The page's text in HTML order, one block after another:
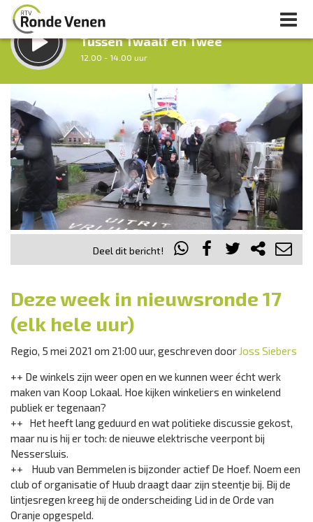
LUISTER LIVE:
Tussen Twaalf en Twee
12.00 - 14.00 uur
Middag Venen
14.00 - 18.00 uur
Vorig uur
uur 1 van 0 Volgend uur
Inklappen
Deel dit bericht!
Deze week in nieuwsronde 17
(elk hele uur)
Regio, 5 mei 2021 om 21:00 uur, geschreven door Joss Siebers
++ De winkels zijn weer open en we kunnen weer écht werk
maken van Koop Lokaal. Hoe kijken winkeliers en winkelend
publiek er tegenaan?
++ Het heeft lang geduurd en wat politieke discussie gekost,
maar nu is hij er toch: de nieuwe elektrische veerpont bij
Nessersluis.
++ Huub van Bemmelen is bijzonder actief De Hoef. Noem een
club of organisatie of Huub draagt daar zijn steentje bij. Bij de
lintjesregen kreeg hij de onderscheiding Lid in de Orde van
Oranje opgespeld.